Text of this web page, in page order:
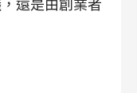
還是由創業者